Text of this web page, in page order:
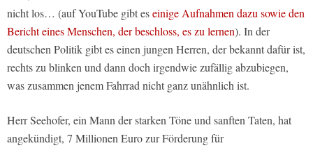
nicht los… (auf YouTube gibt eseinige Aufnahmen dazu sowie den
Bericht eines Menschen, der beschloss, es zu lernen). In der
deutschen Politik gibt es einen jungen Herren, der bekannt dafür ist,
rechts zu blinken und dann doch irgendwie zufällig abzubiegen,
was zusammen jenem Fahrrad nicht ganz unähnlich ist.
Herr Seehofer, ein Mann der starken Töne und sanften Taten, hat
angekündigt, 7 Millionen Euro zur Förderung für